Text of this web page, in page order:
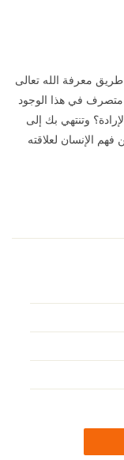
معرفة الله تعالى
متصرف في هذا الوجود
وتنتهي بك إلى
الإنسان لعلاقته